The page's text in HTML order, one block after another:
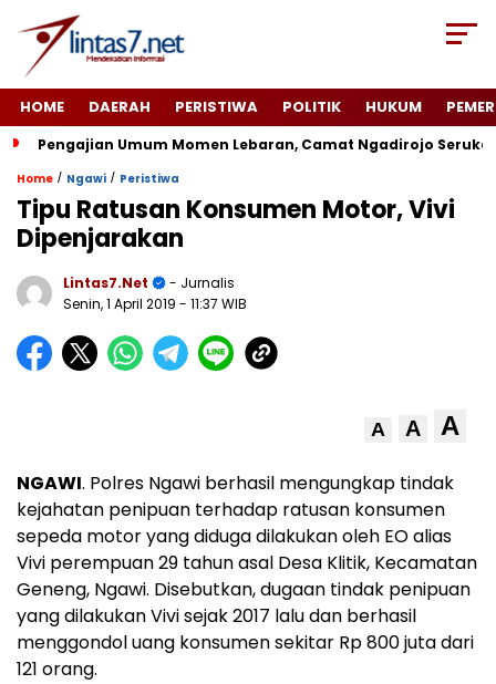
HOME DAERAH PERISTIWA POLITIK HUKUM
Pengajian Umum Momen Lebaran, Camat Ngadirojo
Home / Ngawi / Peristiwa
Tipu Ratusan Konsumen Motor, Vivi
Dipenjarakan
Lintas7.net
- Jurnalis
Senin, 1 April 2019 - 11:37 WIB
A A A
NGAWI. Polres Ngawi berhasil mengungkap tindak
kejahatan penipuan terhadap ratusan konsumen
sepeda motor yang diduga dilakukan oleh EO alias
Vivi perempuan 29 tahun asal Desa Klitik, Kecamatan
Geneng, Ngawi. Disebutkan, dugaan tindak penipuan
yang dilakukan Vivi sejak 2017 lalu dan berhasil
menggondol uang konsumen sekitar Rp 800 juta dari
121 orang.